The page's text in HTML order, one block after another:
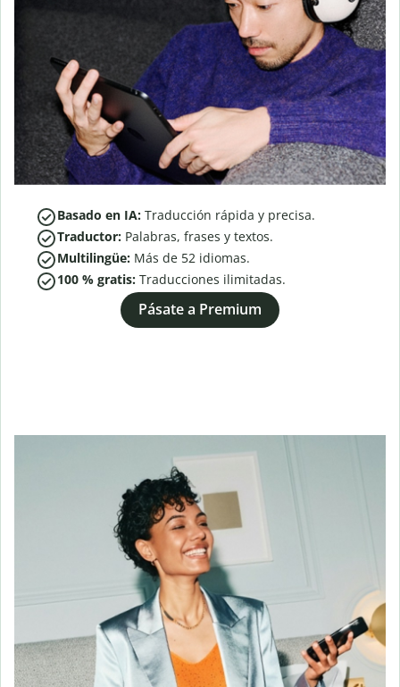
Basado en IA: Traducción rápida y precisa.
Traductor: Palabras, frases y textos.
Multilingüe: Más de 52 idiomas.
100 % gratis: Traducciones ilimitadas.
Pásate a Premium